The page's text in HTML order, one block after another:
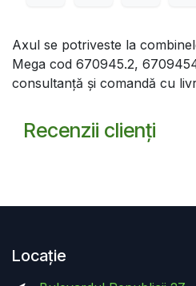
Axul se potriveste la
Mega cod 670945.2,
consultanță și comandă cu
Recenzii clienți
Locație